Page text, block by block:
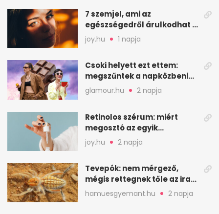
7 szemjel, ami az
egészségedről árulkodhat –
erre figyelj oda
joy.hu 1 napja
Csoki helyett ezt ettem:
megszűntek a napközbeni
nassolási rohamok
glamour.hu 2 napja
Retinolos szérum: miért
megosztó az egyik
leghatásosabb
öregedésgátló?
joy.hu 2 napja
Tevepók: nem mérgező,
mégis rettegnek tőle az iraki
sivatagban
hamuesgyemant.hu 2 napja